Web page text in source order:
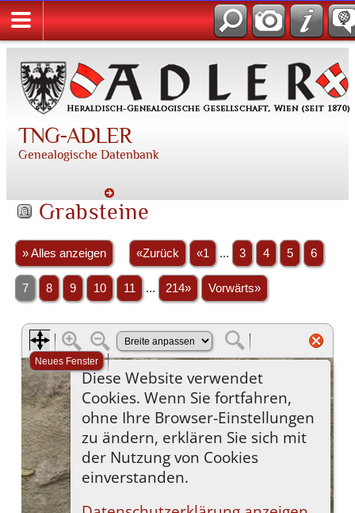
TNG-ADLER
Genealogische Datenbank
Grabsteine
» Alles anzeigen «Zurück «1 ... 3 4 5 6
7 8 9 10 11 ... 214» Vorwärts»